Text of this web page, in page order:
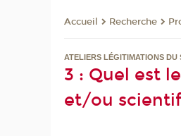
Accueil Recherche
ATELIERS LÉGITIMATIONS DU
3 : Quel est
et/ou